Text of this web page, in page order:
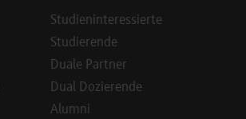
Studieninteressierte
Studierende
Duale Partner
Dual Dozierende
Alumni